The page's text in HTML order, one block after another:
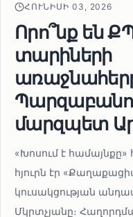
ՀՈՒՆԻՍԻ 03, 2026
Որո՞նք են
տարիների
մարզպետ
«Խոսում է
հյուրն էր
կուսակցության
Մկրտչյանը։